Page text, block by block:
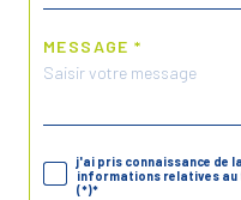
MESSAGE *
j'ai pris connaissance de
informations relatives au
(*)*